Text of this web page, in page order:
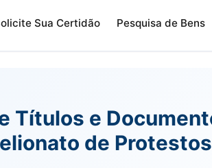
Sua Certidão Pesquisa de Bens
Títulos e
de